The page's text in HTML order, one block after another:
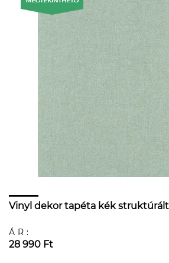
Vinyl dekor tapéta kék
ÁR:
28 990 Ft